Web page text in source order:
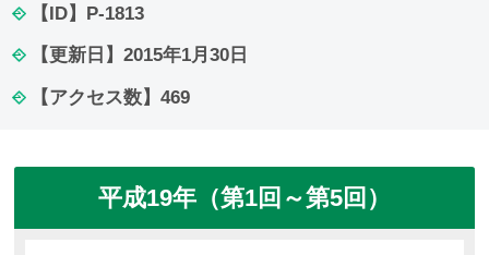
【ID】 P-1813
【更新日】 2015年1月30日
【アクセス数】 469
平成19年（第1回～第5回）